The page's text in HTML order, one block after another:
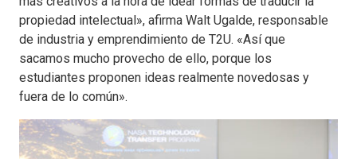
propiedad intelectual», afirma Walt Ugalde, responsable
de industria y emprendimiento de T2U. «Así que
sacamos mucho provecho de ello, porque los
estudiantes proponen ideas realmente novedosas y
fuera de lo común».